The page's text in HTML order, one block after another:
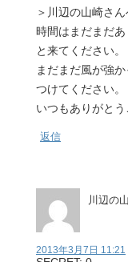
＞川辺の山崎さん
時間はまだまだ
と来てください。
まだまだ風が強
つけてください。
いつもありがとう
返信
川辺の
2013年3月7日 11:21